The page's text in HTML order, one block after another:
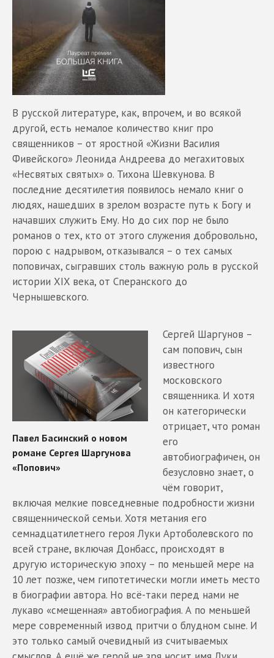
В русской литературе, как, впрочем, и во всякой
другой, есть немалое количество книг про
священников – от яростной «Жизни Василия
Фивейского» Леонида Андреева до мегахитовых
«Несвятых святых» о. Тихона Шевкунова. В
последние десятилетия появилось немало книг о
людях, нашедших в зрелом возрасте путь к Богу и
начавших служить Ему. Но до сих пор не было
романов о тех, кто от этого служения добровольно,
порою с надрывом, отказывался – о тех самых
поповичах, сыгравших столь важную роль в русской
истории XIX века, от Сперанского до
Чернышевского.
Сергей Шаргунов –
сам попович, сын
известного
московского
священника. И хотя
он категорически
отрицает, что роман
его
автобиографичен, он
безусловно знает, о
чём говорит,
включая мелкие повседневные подробности жизни
священнической семьи. Хотя метания его
семнадцатилетнего героя Луки Артоболевского по
всей стране, включая Донбасс, происходят в
другую историческую эпоху – по меньшей мере на
10 лет позже, чем гипотетически могли иметь место
в биографии автора. Но всё-таки перед нами не
лукаво «смещенная» автобиография. А по меньшей
мере современный извод притчи о блудном сыне. И
это только самый очевидный из считываемых